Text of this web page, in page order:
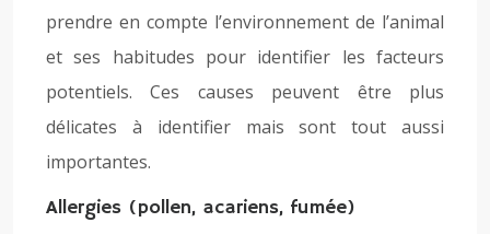
prendre en compte l’environnement de l’animal
et ses habitudes pour identifier les facteurs
potentiels. Ces causes peuvent être plus
délicates à identifier mais sont tout aussi
importantes.
Allergies (pollen, acariens, fumée)